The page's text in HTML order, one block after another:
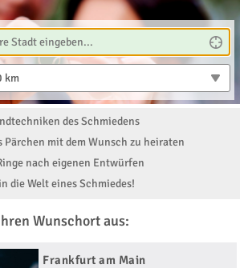
km
des Schmiedens
Pärchen mit dem Wunsch zu heiraten
nach eigenen Entwürfen
die Welt eines Schmiedes!
Wunschort aus:
Frankfurt am Main